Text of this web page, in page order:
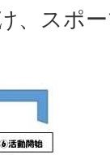
、スポ